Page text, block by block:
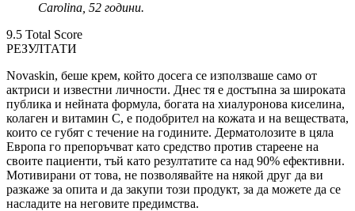
Carolina, 52 години.
9.5 Total Score
РЕЗУЛТАТИ
Novaskin, беше крем, който досега се използваше само от
актриси и известни личности. Днес тя е достъпна за широката
публика и нейната формула, богата на хиалуронова киселина,
колаген и витамин С, е подобрител на кожата и на веществата,
които се губят с течение на годините. Дерматолозите в цяла
Европа го препоръчват като средство против стареене на
своите пациенти, тъй като резултатите са над 90% ефективни.
Мотивирани от това, не позволявайте на някой друг да ви
разкаже за опита и да закупи този продукт, за да можете да се
насладите на неговите предимства.